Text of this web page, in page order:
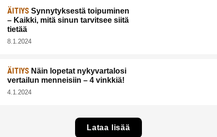
ÄITIYS Synnytyksestä toipuminen
– Kaikki, mitä sinun tarvitsee siitä
tietää
8.1.2024
ÄITIYS Näin lopetat nykyvartalosi
vertailun menneisiin – 4 vinkkiä!
4.1.2024
Lataa lisää